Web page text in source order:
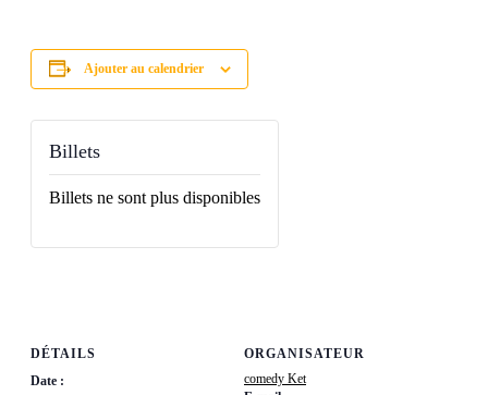
Ajouter au calendrier
DÉTAILS
Date :
ORGANISATEUR
comedy Ket
Billets
Billets ne sont plus disponibles